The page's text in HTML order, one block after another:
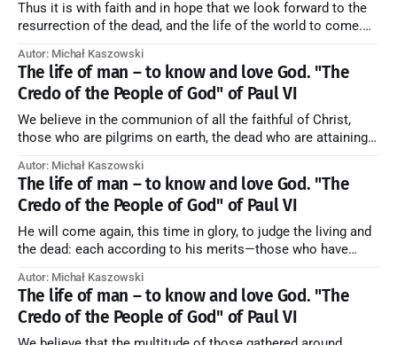
Thus it is with faith and in hope that we look forward to the
resurrection of the dead, and the life of the world to come.
artykuł w starym serwisie →
Autor: Michał Kaszowski
The life of man – to know and love God. "The
Credo of the People of God" of Paul VI
We believe in the communion of all the faithful of Christ,
those who are pilgrims on earth, the dead who are attaining
forming one Church; and we believe that in this communion
the merciful love of God and His saints is
Autor: Michał Kaszowski
The life of man – to know and love God. "The
Credo of the People of God" of Paul VI
He will come again, this time in glory, to judge the living and
the dead: each according to his merits—those who have
those who have refused them to the end going to the fire that
is not
Autor: Michał Kaszowski
The life of man – to know and love God. "The
Credo of the People of God" of Paul VI